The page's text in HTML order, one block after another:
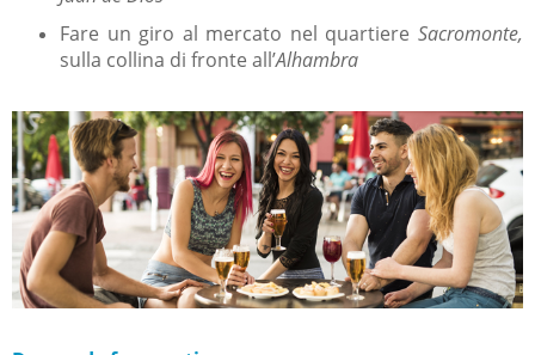
Fare un giro al mercato nel quartiere Sacromonte,
sulla collina di fronte all’Alhambra